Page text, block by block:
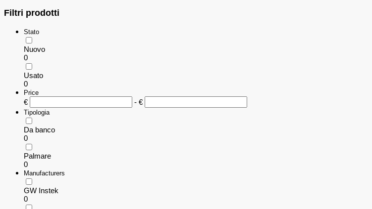
Filtri prodotti
Stato
Nuovo
0
Usato
0
Price
€ - €
Tipologia
Da banco
0
Palmare
0
Manufacturers
GW Instek
0